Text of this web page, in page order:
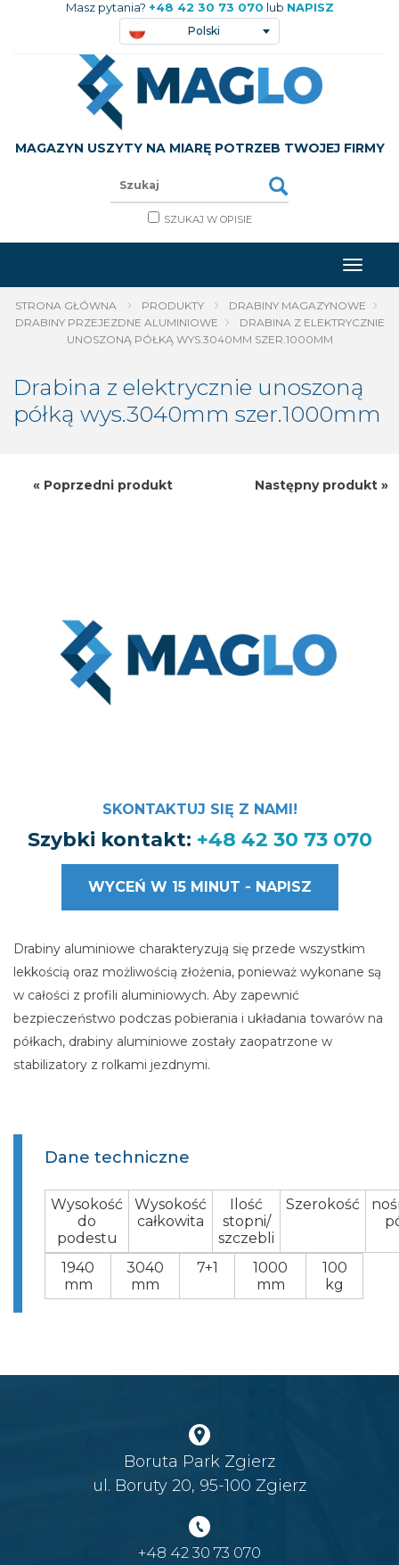
Masz pytania? +48 42 30 73 070 lub NAPISZ
Polski
MAGAZYN USZYTY NA MIARĘ POTRZEB TWOJEJ FIRMY
SZUKAJ W OPISIE
STRONA GŁÓWNA PRODUKTY
DRABINY MAGAZYNOWE
DRABINY PRZEJEZDNE ALUMINIOWE
DRABINA Z ELEKTRYCZNIE
UNOSZONĄ PÓŁKĄ WYS.3040MM SZER.1000MM
Drabina z elektrycznie unoszoną
półką wys.3040mm szer.1000mm
« Poprzedni produkt Następny produkt »
SKONTAKTUJ SIĘ Z NAMI!
Szybki kontakt: +48 42 30 73 070
WYCEŃ W 15 MINUT - NAPISZ
Drabiny aluminiowe charakteryzują się przede wszystkim
lekkością oraz możliwością złożenia, ponieważ wykonane są
w całości z profili aluminiowych. Aby zapewnić
bezpieczeństwo podczas pobierania i układania towarów na
półkach, drabiny aluminiowe zostały zaopatrzone w
stabilizatory z rolkami jezdnymi.
Dane techniczne
Wysokość
do
podestu
Wysokość
całkowita
Ilość
stopni/
szczebli
Szerokość
1940
mm
3040
mm
7+1
1000
mm
100
kg
Boruta Park Zgierz
ul. Boruty 20, 95-100 Zgierz
+48 42 30 73 070